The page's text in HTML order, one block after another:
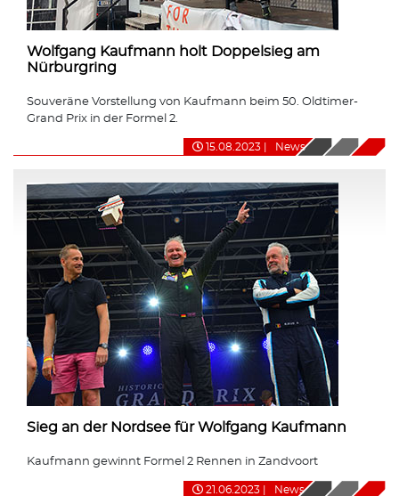
Wolfgang Kaufmann holt Doppelsieg am
Nürburgring
Souveräne Vorstellung von Kaufmann beim 50. Oldtimer-
Grand Prix in der Formel 2.
15.08.2023 News
Sieg an der Nordsee für Wolfgang Kaufmann
Kaufmann gewinnt Formel 2 Rennen in Zandvoort
21.06.2023 News